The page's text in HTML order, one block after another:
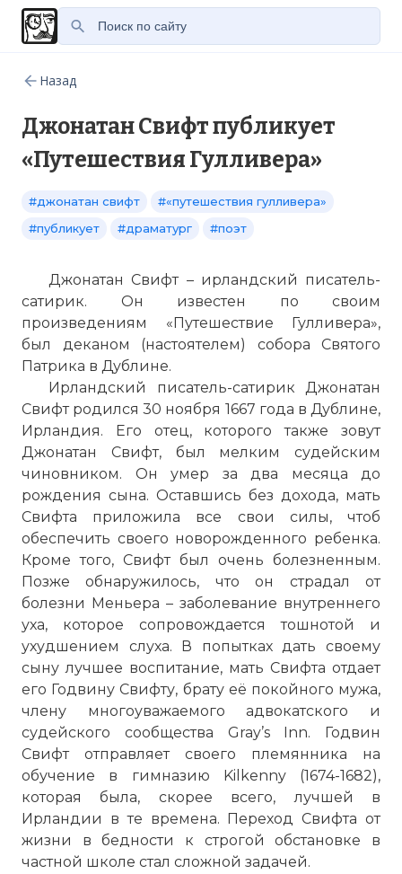
Назад
Джонатан Свифт публикует
«Путешествия Гулливера»
#джонатан свифт
#«путешествия гулливера»
#публикует
#драматург #поэт
Джонатан Свифт – ирландский писатель-
сатирик. Он известен по своим
произведениям «Путешествие Гулливера»,
был деканом (настоятелем) собора Святого
Патрика в Дублине.
Ирландский писатель-сатирик Джонатан
Свифт родился 30 ноября 1667 года в Дублине,
Ирландия. Его отец, которого также зовут
Джонатан Свифт, был мелким судейским
чиновником. Он умер за два месяца до
рождения сына. Оставшись без дохода, мать
Свифта приложила все свои силы, чтоб
обеспечить своего новорожденного ребенка.
Кроме того, Свифт был очень болезненным.
Позже обнаружилось, что он страдал от
болезни Меньера – заболевание внутреннего
уха, которое сопровождается тошнотой и
ухудшением слуха. В попытках дать своему
сыну лучшее воспитание, мать Свифта отдает
его Годвину Свифту, брату её покойного мужа,
члену многоуважаемого адвокатского и
судейского сообщества Gray’s Inn. Годвин
Свифт отправляет своего племянника на
обучение в гимназию Kilkenny (1674-1682),
которая была, скорее всего, лучшей в
Ирландии в те времена. Переход Свифта от
жизни в бедности к строгой обстановке в
частной школе стал сложной задачей.